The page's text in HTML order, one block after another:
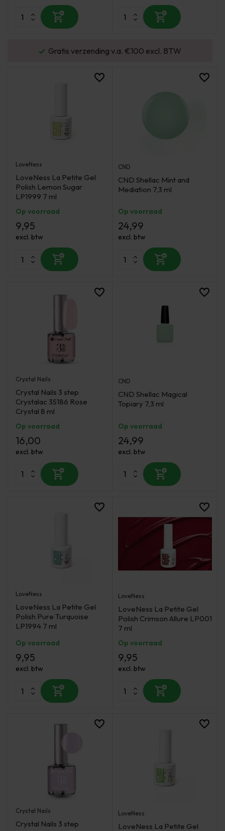
Gratis verzending v.a. €100 excl. BTW
LoveNess
LoveNess La Petite Gel
Polish Lemon Sugar
LP1999 7 ml
Op voorraad
9,95
excl. btw
CND
CND Shellac Mint and
Mediation 7,3 ml
Op voorraad
24,99
excl. btw
Crystal Nails
Crystal Nails 3 step
Crystalac 3S186 Rose
Crystal 8 ml
Op voorraad
16,00
excl. btw
CND
CND Shellac Magical
Topiary 7,3 ml
Op voorraad
24,99
excl. btw
LoveNess
LoveNess La Petite Gel
Polish Pure Turquoise
LP1994 7 ml
Op voorraad
9,95
excl. btw
LoveNess
LoveNess La Petite Gel
Polish Crimson Allure LP001
7 ml
Op voorraad
9,95
excl. btw
Crystal Nails
Crystal Nails 3 step
LoveNess
LoveNess La Petite Gel